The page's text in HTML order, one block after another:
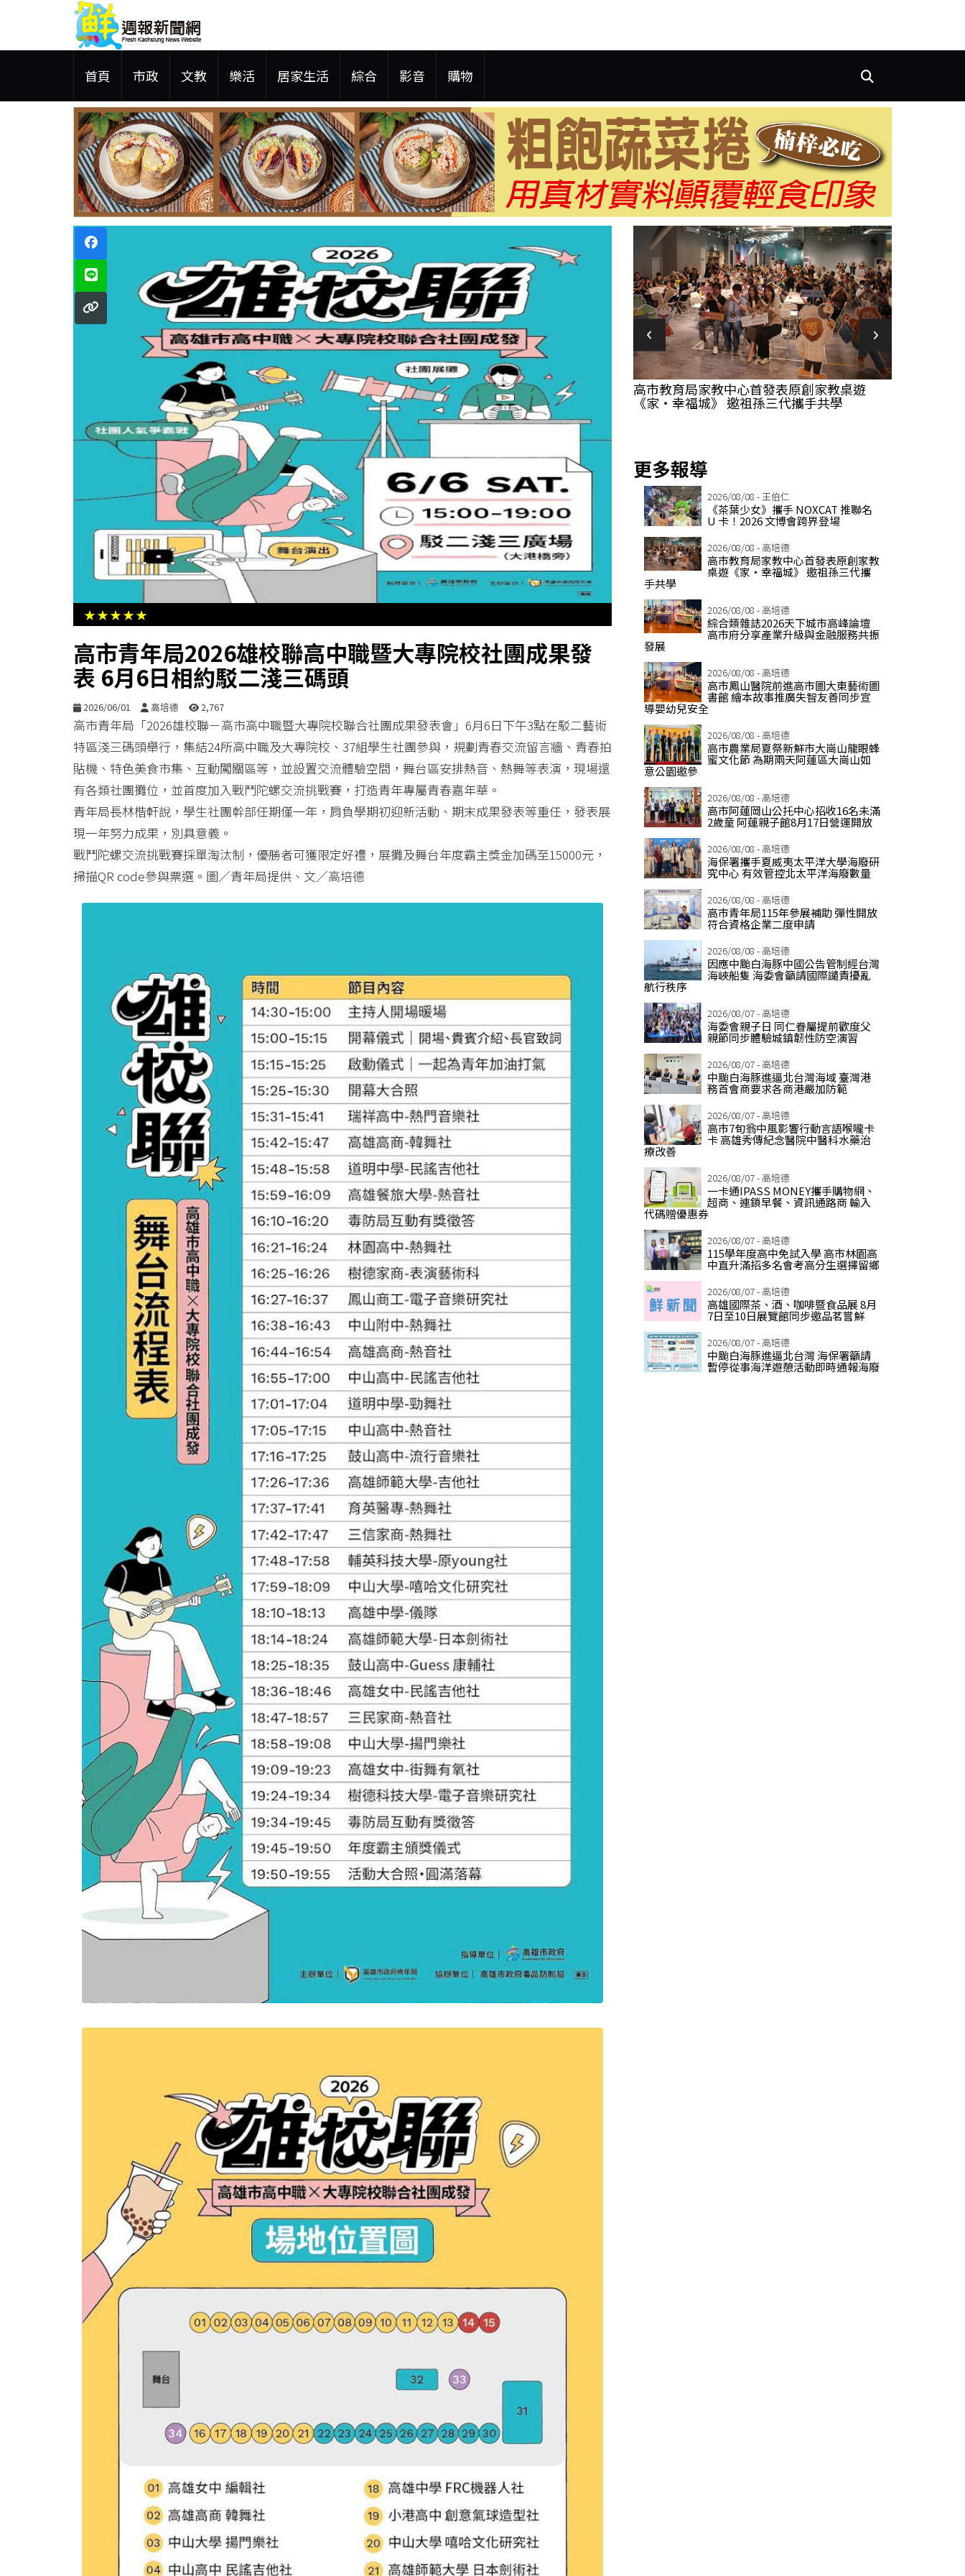
首頁 市政 文教 樂活 居家生活 綜合 影音 購物
★★★★★
高市青年局2026雄校聯高中職暨大專院校社團成果發
表 6月6日相約駁二淺三碼頭
2026/06/01 高培德 2,767
高市青年局「2026雄校聯－高市高中職暨大專院校聯合社團成果發表會」6月6日下午3點在駁二藝術
特區淺三碼頭舉行，集結24所高中職及大專院校、37組學生社團參與，規劃青春交流留言牆、青春拍
貼機、特色美食市集、互動闖關區等，並設置交流體驗空間，舞台區安排熱音、熱舞等表演，現場還
有各類社團攤位，並首度加入戰鬥陀螺交流挑戰賽，打造青年專屬青春嘉年華。
青年局長林楷軒說，學生社團幹部任期僅一年，肩負學期初迎新活動、期末成果發表等重任，發表展
現一年努力成果，別具意義。
戰鬥陀螺交流挑戰賽採單淘汰制，優勝者可獲限定好禮，展攤及舞台年度霸主獎金加碼至15000元，
掃描QR code參與票選。圖／青年局提供、文／高培德
高市7旬翁中風影響行動言語喉嚨卡卡 高雄秀
傳紀念醫院中醫科水藥治療改善
《茶葉少女》攜手 NOXCAT 推聯名 U 卡！
2026 文博會跨界登場
高市教育局家教中心首發表原創家教桌遊
《家‧幸福城》 邀祖孫三代攜手共學
更多報導
2026/08/08 - 王伯仁
《茶葉少女》攜手 NOXCAT 推聯名
U 卡！2026 文博會跨界登場
2026/08/08 - 高培德
高市教育局家教中心首發表原創家教
桌遊《家‧幸福城》 邀祖孫三代攜
手共學
2026/08/08 - 高培德
綜合類雜誌2026天下城市高峰論壇
高市府分享產業升級與金融服務共振
發展
2026/08/08 - 高培德
高市鳳山醫院前進高市圖大東藝術圖
書館 繪本故事推廣失智友善同步宣
導嬰幼兒安全
2026/08/08 - 高培德
高市農業局夏祭新鮮市大崗山龍眼蜂
蜜文化節 為期兩天阿蓮區大崗山如
意公園邀參
2026/08/08 - 高培德
高市阿蓮岡山公托中心招收16名未滿
2歲童 阿蓮親子館8月17日營運開放
2026/08/08 - 高培德
海保署攜手夏威夷太平洋大學海廢研
究中心 有效管控北太平洋海廢數量
2026/08/08 - 高培德
高市青年局115年參展補助 彈性開放
符合資格企業二度申請
2026/08/08 - 高培德
因應中颱白海豚中國公告管制經台灣
海峽船隻 海委會籲請國際譴責擾亂
航行秩序
2026/08/07 - 高培德
海委會親子日 同仁眷屬提前歡度父
親節同步體驗城鎮韌性防空演習
2026/08/07 - 高培德
中颱白海豚進逼北台灣海域 臺灣港
務首會商要求各商港嚴加防範
2026/08/07 - 高培德
高市7旬翁中風影響行動言語喉嚨卡
卡 高雄秀傳紀念醫院中醫科水藥治
療改善
2026/08/07 - 高培德
一卡通IPASS MONEY攜手購物網、
超商、連鎖早餐、資訊通路商 輸入
代碼贈優惠券
2026/08/07 - 高培德
115學年度高中免試入學 高市林園高
中直升滿招多名會考高分生選擇留鄉
2026/08/07 - 高培德
高雄國際茶、酒、咖啡暨食品展 8月
7日至10日展覽館同步邀品茗嘗鮮
2026/08/07 - 高培德
中颱白海豚進逼北台灣 海保署籲請
暫停從事海洋遊憩活動即時通報海廢